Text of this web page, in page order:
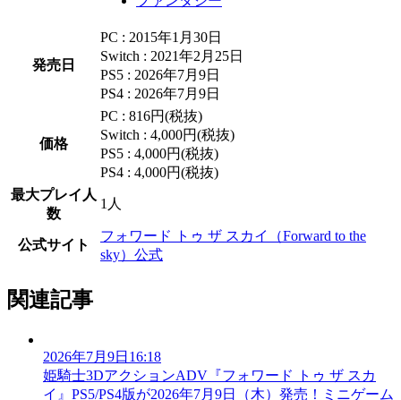
発売日
PC : 2015年1月30日
Switch : 2021年2月25日
PS5 : 2026年7月9日
PS4 : 2026年7月9日
価格
PC : 816円(税抜)
Switch : 4,000円(税抜)
PS5 : 4,000円(税抜)
PS4 : 4,000円(税抜)
最大プレイ人
数
1人
公式サイト
フォワード トゥ ザ スカイ（Forward to the
sky）公式
関連記事
2026年7月9日16:18
姫騎士3DアクションADV『フォワード トゥ ザ スカ
イ』PS5/PS4版が2026年7月9日（木）発売！ミニゲーム